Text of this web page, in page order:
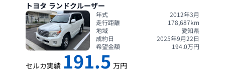
トヨタ ランドクルーザー
年式
2012年3月
走行距離
178,687km
地域
愛知県
成約日
2025年9月22日
希望金額
194.0万円
セルカ実績 191.5 万円